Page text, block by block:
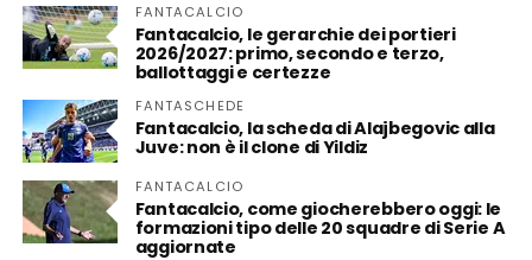
FANTACALCIO
Fantacalcio, le gerarchie dei portieri
2026/2027: primo, secondo e terzo,
ballottaggi e certezze
FANTASCHEDE
Fantacalcio, la scheda di Alajbegovic alla
Juve: non è il clone di Yildiz
FANTACALCIO
Fantacalcio, come giocherebbero oggi: le
formazioni tipo delle 20 squadre di Serie A
aggiornate